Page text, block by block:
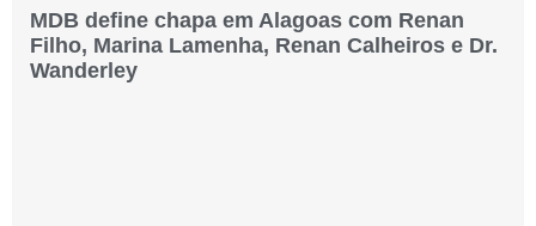
MDB define chapa em Alagoas com Renan
Filho, Marina Lamenha, Renan Calheiros e Dr.
Wanderley